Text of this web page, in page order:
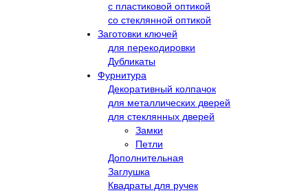
с пластиковой оптикой
со стеклянной оптикой
Заготовки ключей
для перекодировки
Дубликаты
Фурнитура
Декоративный колпачок
для металлических дверей
для стеклянных дверей
Замки
Петли
Дополнительная
Заглушка
Квадраты для ручек